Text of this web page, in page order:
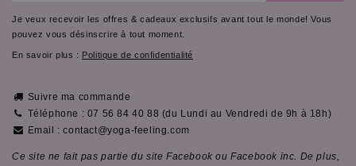
Je veux recevoir les offres & cadeaux exclusifs avant tout le monde! Vous
pouvez vous désinscrire à tout moment.
En savoir plus : Politique de confidentialité
Suivre ma commande
Téléphone : 07 56 84 40 88 (du Lundi au Vendredi de 9h à 18h)
Email : contact@yoga-feeling.com
Ce site ne fait pas partie du site Facebook ou Facebook inc. De plus,